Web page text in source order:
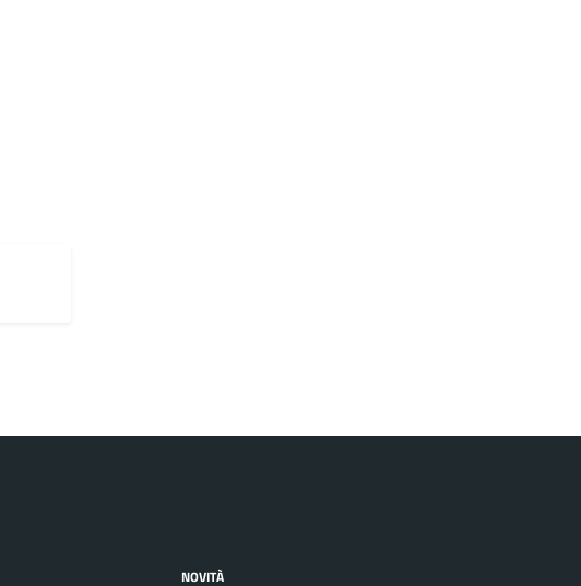
NOVITÀ